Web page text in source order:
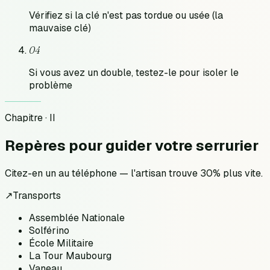
Vérifiez si la clé n'est pas tordue ou usée (la
mauvaise clé)
04
Si vous avez un double, testez-le pour isoler le
problème
Chapitre · II
Repères pourguider votre serrurier
Citez-en un au téléphone — l'artisan trouve 30% plus vite.
↗Transports
Assemblée Nationale
Solférino
École Militaire
La Tour Maubourg